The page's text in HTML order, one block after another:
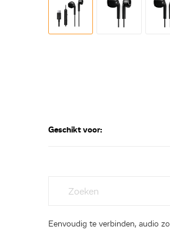
Geschikt voor:
Eenvoudig te verbinden, audio